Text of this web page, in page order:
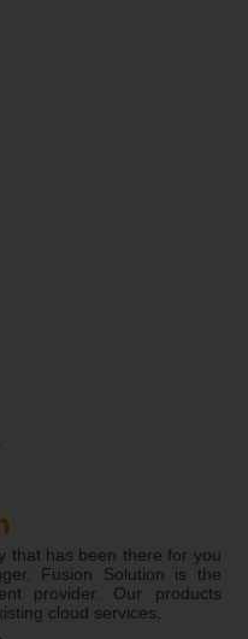
that has been there for you
Fusion Solution is the
provider. Our products
cloud services.